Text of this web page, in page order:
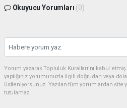
Okuyucu Yorumları (0)
Yorum yazarak Topluluk Kuralları’nı kabul
yaptığınız yorumunuzla ilgili doğrudan veya
üstleniyorsunuz. Yazılan tüm yorumlardan
tutulamaz.